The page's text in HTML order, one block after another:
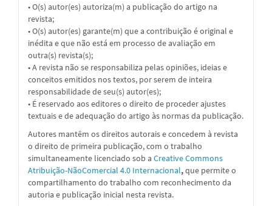
• O(s) autor(es) autoriza(m) a publicação do artigo na
revista;
• O(s) autor(es) garante(m) que a contribuição é original e
inédita e que não está em processo de avaliação em
outra(s) revista(s);
• A revista não se responsabiliza pelas opiniões, ideias e
conceitos emitidos nos textos, por serem de inteira
responsabilidade de seu(s) autor(es);
• É reservado aos editores o direito de proceder ajustes
textuais e de adequação do artigo às normas da publicação.
Autores mantêm os direitos autorais e concedem à revista
o direito de primeira publicação, com o trabalho
simultaneamente licenciado sob a Creative Commons
Atribuição-NãoComercial 4.0 Internacional,que permite o
compartilhamento do trabalho com reconhecimento da
autoria e publicação inicial nesta revista.